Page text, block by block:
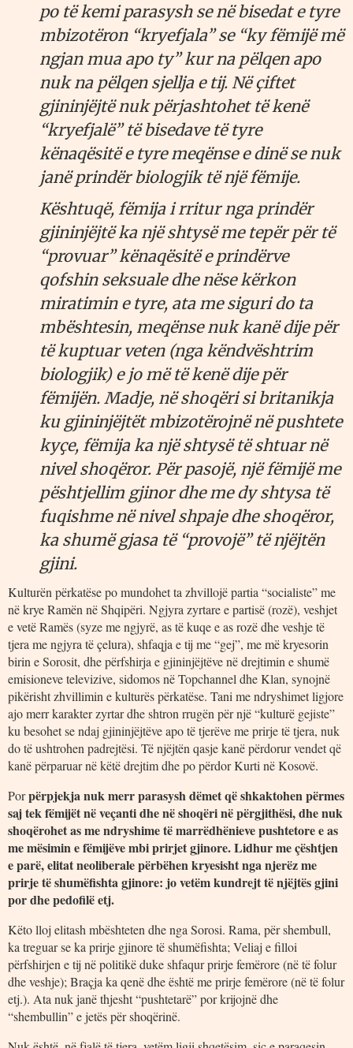
po të kemi parasysh se në bisedat e tyre
mbizotëron “kryefjala” se “ky fëmijë më
ngjan mua apo ty” kur na pëlqen apo
nuk na pëlqen sjellja e tij. Në çiftet
gjininjëjtë nuk përjashtohet të kenë
“kryefjalë” të bisedave të tyre
kënaqësitë e tyre meqënse e dinë se nuk
janë prindër biologjik të një fëmije.
Kështuqë, fëmija i rritur nga prindër
gjininjëjtë ka një shtysë me tepër për të
“provuar” kënaqësitë e prindërve
qofshin seksuale dhe nëse kërkon
miratimin e tyre, ata me siguri do ta
mbështesin, meqënse nuk kanë dije për
të kuptuar veten (nga këndvështrim
biologjik) e jo më të kenë dije për
fëmijën. Madje, në shoqëri si britanikja
ku gjininjëjtët mbizotërojnë në pushtete
kyçe, fëmija ka një shtysë të shtuar në
nivel shoqëror. Për pasojë, një fëmijë me
pështjellim gjinor dhe me dy shtysa të
fuqishme në nivel shpaje dhe shoqëror,
ka shumë gjasa të “provojë” të njëjtën
gjini.
Kulturën përkatëse po mundohet ta zhvillojë partia “socialiste” me
në krye Ramën në Shqipëri. Ngjyra zyrtare e partisë (rozë), veshjet
e vetë Ramës (syze me ngjyrë, as të kuqe e as rozë dhe veshje të
tjera me ngjyra të çelura), shfaqja e tij me “gej”, me më kryesorin
birin e Sorosit, dhe përfshirja e gjininjëjtëve në drejtimin e shumë
emisioneve televizive, sidomos në Topchannel dhe Klan, synojnë
pikërisht zhvillimin e kulturës përkatëse. Tani me ndryshimet ligjore
ajo merr karakter zyrtar dhe shtron rrugën për një “kulturë gejiste”
ku besohet se ndaj gjininjëjtëve apo të tjerëve me prirje të tjera, nuk
do të ushtrohen padrejtësi. Të njëjtën qasje kanë përdorur vendet që
kanë përparuar në këtë drejtim dhe po përdor Kurti në Kosovë.
Porpërpjekja nuk merr parasysh dëmet që shkaktohen përmes
saj tek fëmijët në veçanti dhe në shoqëri në përgjithësi, dhe nuk
shoqërohet as me ndryshime të marrëdhënieve pushtetore e as
me mësimin e fëmijëve mbi prirjet gjinore. Lidhur me çështjen
e parë, elitat neoliberale përbëhen kryesisht nga njerëz me
prirje të shumëfishta gjinore: jo vetëm kundrejt të njëjtës gjini
por dhe pedofilë etj.
Këto lloj elitash mbështeten dhe nga Sorosi. Rama, për shembull,
ka treguar se ka prirje gjinore të shumëfishta; Veliaj e filloi
përfshirjen e tij në politikë duke shfaqur prirje femërore (në të folur
dhe veshje); Braçja ka qenë dhe është me prirje femërore (në të folur
etj.). Ata nuk janë thjesht “pushtetarë” por krijojnë dhe
“shembullin” e jetës për shoqërinë.